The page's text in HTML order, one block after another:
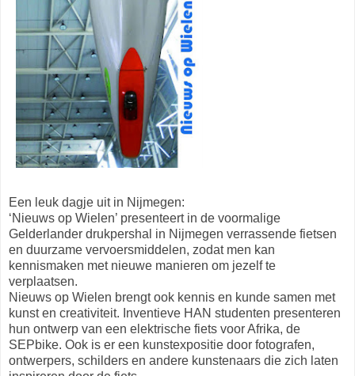
Een leuk dagje uit in Nijmegen:
‘Nieuws op Wielen’ presenteert in de voormalige
Gelderlander drukpershal in Nijmegen verrassende fietsen
en duurzame vervoersmiddelen, zodat men kan
kennismaken met nieuwe manieren om jezelf te
verplaatsen.
Nieuws op Wielen brengt ook kennis en kunde samen met
kunst en creativiteit. Inventieve HAN studenten presenteren
hun ontwerp van een elektrische fiets voor Afrika, de
SEPbike. Ook is er een kunstexpositie door fotografen,
ontwerpers, schilders en andere kunstenaars die zich laten